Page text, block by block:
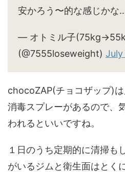
安かろう〜的な感じかな
— オトミル子
(@7555loseweight) July
chocoZAP(チョコザップ)
消毒スプレーがあるので、
われるといいですね。
１日のうち定期的に清掃も
がいるジムと衛生面はとく